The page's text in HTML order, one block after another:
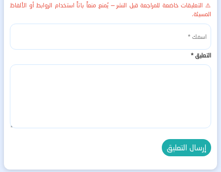
⚠️ التعليقات خاضعة للمراجعة قبل النشر — يُمنع منعاً باتاً استخدام الروابط أو الألفاظ
المسيئة.
التعليق*